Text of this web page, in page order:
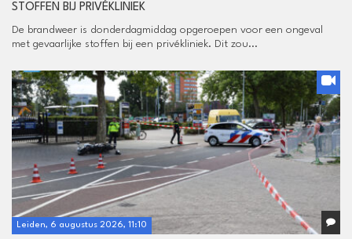
STOFFEN BIJ PRIVÉKLINIEK
De brandweer is donderdagmiddag opgeroepen voor een ongeval
met gevaarlijke stoffen bij een privékliniek. Dit zou...
Leiden, 6 augustus 2026, 11:10